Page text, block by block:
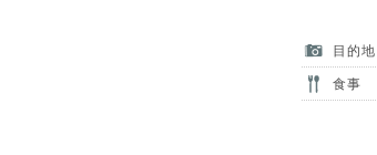
目的地
食事